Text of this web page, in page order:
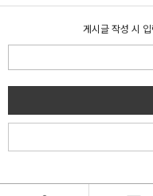
게시글 작성 시